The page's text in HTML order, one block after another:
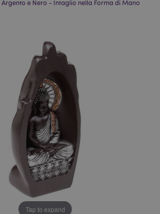
e Nero - Intaglio nella Forma di Mano
Tap to expand